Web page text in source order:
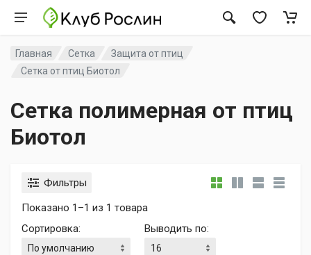
Главная Сетка
Защита от птиц
Сетка от птиц Биотол
Сетка полимерная от птиц
Биотол
Фильтры
Показано 1–1 из 1 товара
Сортировка: Выводить по: